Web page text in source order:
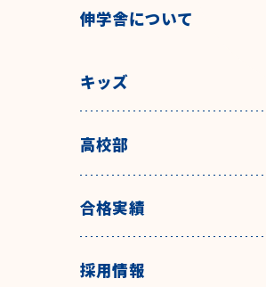
伸学舎について
キッズ
高校部
合格実績
採用情報